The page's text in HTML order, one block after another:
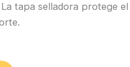
tapa selladora protege el